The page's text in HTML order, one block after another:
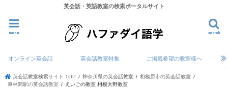
英会話・英語教室の検索ポータルサイト
search
menu
オンライン英会話 英会話教室特集 ご掲載希望の教室様へ
英会話教室検索サイト TOP 神奈川県の英会話教室
相模原市の英会話教室
東林間駅の英会話教室
えいごの教室 相模大野教室